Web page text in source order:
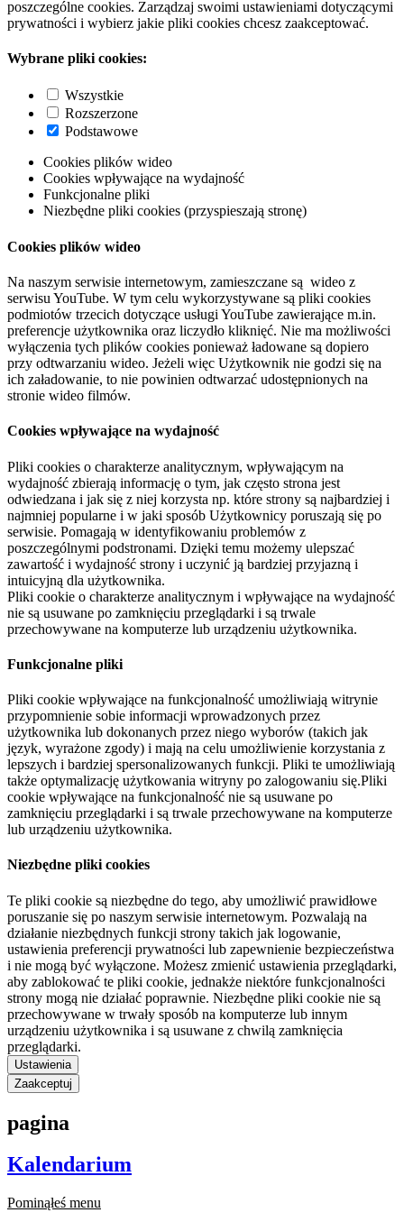
poszczególne cookies. Zarządzaj swoimi ustawieniami dotyczącymi
prywatności i wybierz jakie pliki cookies chcesz zaakceptować.
Wybrane pliki cookies:
Wszystkie
Rozszerzone
Podstawowe
Cookies plików wideo
Cookies wpływające na wydajność
Funkcjonalne pliki
Niezbędne pliki cookies (przyspieszają stronę)
Cookies plików wideo
Na naszym serwisie internetowym, zamieszczane są wideo z
serwisu YouTube. W tym celu wykorzystywane są pliki cookies
podmiotów trzecich dotyczące usługi YouTube zawierające m.in.
preferencje użytkownika oraz liczydło kliknięć. Nie ma możliwości
wyłączenia tych plików cookies ponieważ ładowane są dopiero
przy odtwarzaniu wideo. Jeżeli więc Użytkownik nie godzi się na
ich załadowanie, to nie powinien odtwarzać udostępnionych na
stronie wideo filmów.
Cookies wpływające na wydajność
Pliki cookies o charakterze analitycznym, wpływającym na
wydajność zbierają informację o tym, jak często strona jest
odwiedzana i jak się z niej korzysta np. które strony są najbardziej i
najmniej popularne i w jaki sposób Użytkownicy poruszają się po
serwisie. Pomagają w identyfikowaniu problemów z
poszczególnymi podstronami. Dzięki temu możemy ulepszać
zawartość i wydajność strony i uczynić ją bardziej przyjazną i
intuicyjną dla użytkownika.
Pliki cookie o charakterze analitycznym i wpływające na wydajność
nie są usuwane po zamknięciu przeglądarki i są trwale
przechowywane na komputerze lub urządzeniu użytkownika.
Funkcjonalne pliki
Pliki cookie wpływające na funkcjonalność umożliwiają witrynie
przypomnienie sobie informacji wprowadzonych przez
użytkownika lub dokonanych przez niego wyborów (takich jak
język, wyrażone zgody) i mają na celu umożliwienie korzystania z
lepszych i bardziej spersonalizowanych funkcji. Pliki te umożliwiają
także optymalizację użytkowania witryny po zalogowaniu się.Pliki
cookie wpływające na funkcjonalność nie są usuwane po
zamknięciu przeglądarki i są trwale przechowywane na komputerze
lub urządzeniu użytkownika.
Niezbędne pliki cookies
Te pliki cookie są niezbędne do tego, aby umożliwić prawidłowe
poruszanie się po naszym serwisie internetowym. Pozwalają na
działanie niezbędnych funkcji strony takich jak logowanie,
ustawienia preferencji prywatności lub zapewnienie bezpieczeństwa
i nie mogą być wyłączone. Możesz zmienić ustawienia przeglądarki,
aby zablokować te pliki cookie, jednakże niektóre funkcjonalności
strony mogą nie działać poprawnie. Niezbędne pliki cookie nie są
przechowywane w trwały sposób na komputerze lub innym
urządzeniu użytkownika i są usuwane z chwilą zamknięcia
przeglądarki.
Ustawienia
Zaakceptuj
pagina
Kalendarium
Pominąłeś menu